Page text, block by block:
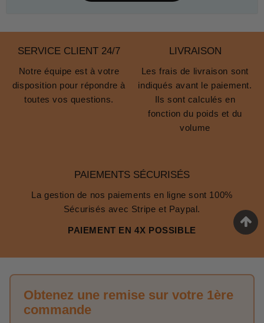
SERVICE CLIENT 24/7
Notre équipe est à votre
disposition pour répondre à
toutes vos questions.
LIVRAISON
Les frais de livraison sont
indiqués avant le paiement.
Ils sont calculés en
fonction du poids et du
volume
PAIEMENTS SÉCURISÉS
La gestion de nos paiements en ligne sont 100%
Sécurisés avec Stripe et Paypal.
PAIEMENT EN 4X POSSIBLE
Obtenez une remise sur votre 1ère
commande